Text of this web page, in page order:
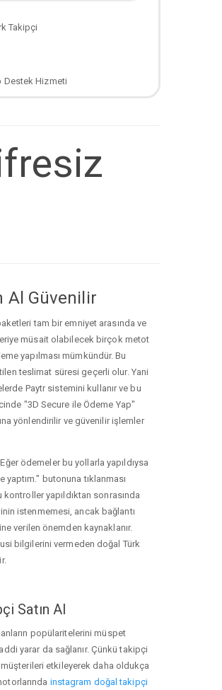
Takipçi
Destek Hizmeti
Al Güvenilir
tam bir emniyet arasında ve
müsait olabilecek birçok metot
yapılması mümkündür. Bu
teslimat süresi geçerli olur. Yani
Paytr sistemini kullanır ve bu
"3D Secure ile Ödeme Yap"
yönlendirilir ve güvenilir işlemler
ödemeler bu yollarla yapıldıysa
butonuna tıklanması
yapıldıktan sonrasında
istenmemesi, ancak bağlantı
verilen önemden kaynaklanır.
bilgilerini vermeden doğal Türk
Satın Al
popülaritelerini müspet
yarar da sağlanır. Çünkü takipçi
etkileyerek daha oldukça
instagram doğal takipçi